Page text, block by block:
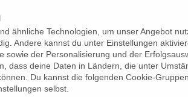
KONTAKT
ähnliche Technologien, um unser Angebot
Andere kannst du unter Einstellungen
sowie der Personalisierung und der
dass deine Daten in Ländern, die unter
Du kannst die folgenden Cookie-
selbst.